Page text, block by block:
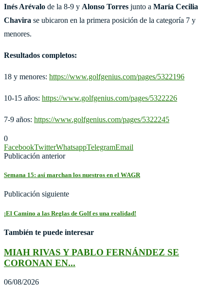
Inés Arévalo de la 8-9 y Alonso Torres junto a María Cecilia
Chavira se ubicaron en la primera posición de la categoría 7 y
menores.
Resultados completos:
18 y menores: https://www.golfgenius.com/pages/5322196
10-15 años: https://www.golfgenius.com/pages/5322226
7-9 años: https://www.golfgenius.com/pages/5322245
0
FacebookTwitterWhatsappTelegramEmail
Publicación anterior
Semana 15: así marchan los nuestros en el WAGR
Publicación siguiente
¡El Camino a las Reglas de Golf es una realidad!
También te puede interesar
MIAH RIVAS Y PABLO FERNÁNDEZ SE
CORONAN EN...
06/08/2026